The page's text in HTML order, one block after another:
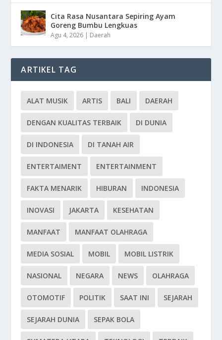
Cita Rasa Nusantara Sepiring Ayam
Goreng Bumbu Lengkuas
Agu 4, 2026 | Daerah
ARTIKEL TAG
ALAT MUSIK ARTIS BALI DAERAH
DENGAN KUALITAS TERBAIK DI DUNIA
DI INDONESIA DI TANAH AIR
ENTERTAIMENT ENTERTAINMENT
FAKTA MENARIK HIBURAN INDONESIA
INOVASI JAKARTA KESEHATAN
MANFAAT MANFAAT OLAHRAGA
MEDIA SOSIAL MOBIL MOBIL LISTRIK
NASIONAL NEGARA NEWS OLAHRAGA
OTOMOTIF POLITIK SAAT INI SEJARAH
SEJARAH DUNIA SEPAK BOLA